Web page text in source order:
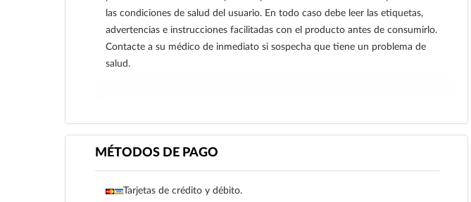
las condiciones de salud del usuario. En todo caso debe leer las etiquetas,
advertencias e instrucciones facilitadas con el producto antes de consumirlo.
Contacte a su médico de inmediato si sospecha que tiene un problema de
salud.
MÉTODOS DE PAGO
Tarjetas de crédito y débito.